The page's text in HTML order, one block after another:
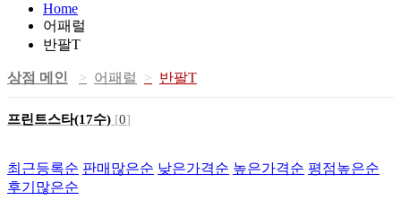
Home
어패럴
반팔T
상점 메인 어패럴 반팔T
프린트스타(17수) [0]
최근등록순 판매많은순 낮은가격순 높은가격순 평점높은순
후기많은순